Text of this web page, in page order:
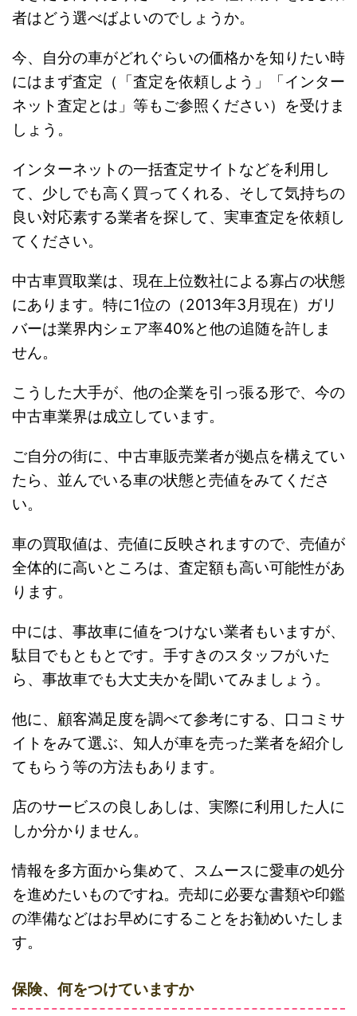
者はどう選べばよいのでしょうか。
今、自分の車がどれぐらいの価格かを知りたい時
にはまず査定（「査定を依頼しよう」「インター
ネット査定とは」等もご参照ください）を受けま
しょう。
インターネットの一括査定サイトなどを利用し
て、少しでも高く買ってくれる、そして気持ちの
良い対応素する業者を探して、実車査定を依頼し
てください。
中古車買取業は、現在上位数社による寡占の状態
にあります。特に1位の（2013年3月現在）ガリ
バーは業界内シェア率40%と他の追随を許しま
せん。
こうした大手が、他の企業を引っ張る形で、今の
中古車業界は成立しています。
ご自分の街に、中古車販売業者が拠点を構えてい
たら、並んでいる車の状態と売値をみてくださ
い。
車の買取値は、売値に反映されますので、売値が
全体的に高いところは、査定額も高い可能性があ
ります。
中には、事故車に値をつけない業者もいますが、
駄目でもともとです。手すきのスタッフがいた
ら、事故車でも大丈夫かを聞いてみましょう。
他に、顧客満足度を調べて参考にする、口コミサ
イトをみて選ぶ、知人が車を売った業者を紹介し
てもらう等の方法もあります。
店のサービスの良しあしは、実際に利用した人に
しか分かりません。
情報を多方面から集めて、スムースに愛車の処分
を進めたいものですね。売却に必要な書類や印鑑
の準備などはお早めにすることをお勧めいたしま
す。
保険、何をつけていますか